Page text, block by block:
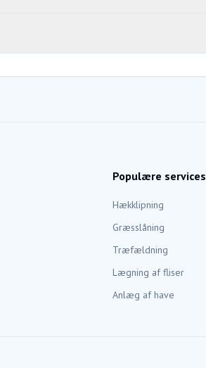
Populære services
Hækklipning
Græsslåning
Træfældning
Lægning af fliser
Anlæg af have